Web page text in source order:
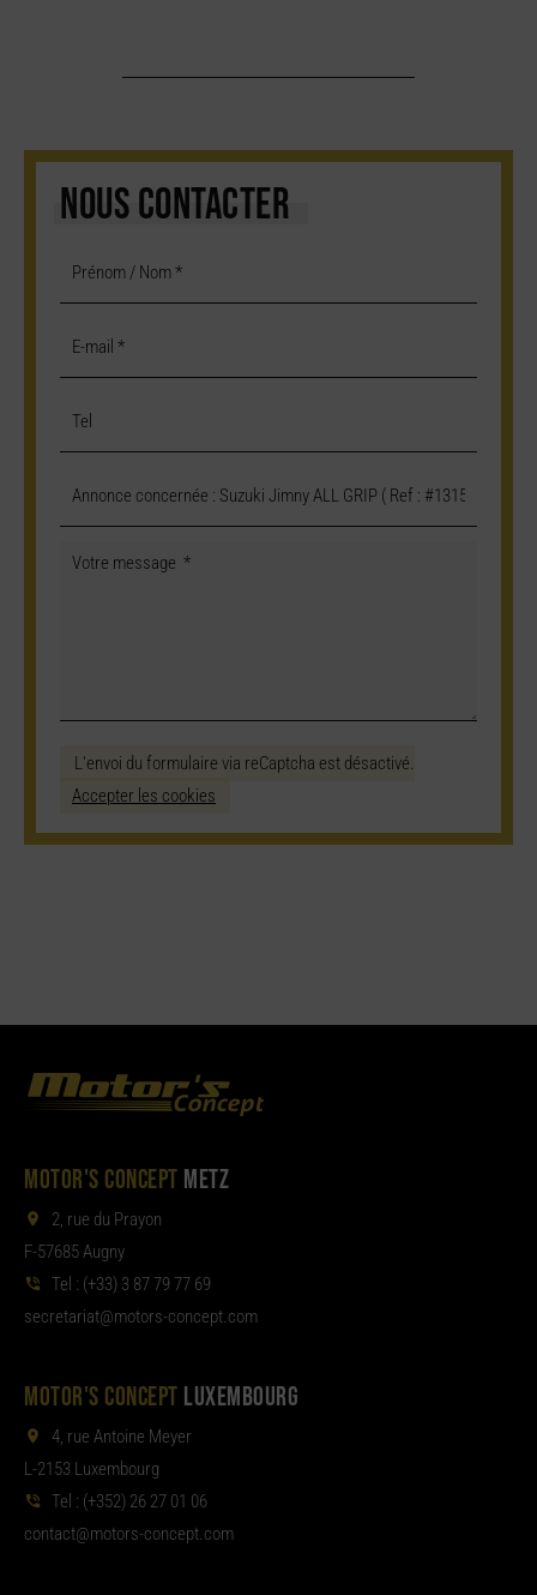
NOUS CONTACTER
L'envoi du formulaire via reCaptcha est désactivé.
Accepter les cookies
MOTOR'S CONCEPT METZ
2, rue du Prayon
F-57685 Augny
Tel : (+33) 3 87 79 77 69
moc.tpecnoc-sro
tom@tair
aterces
MOTOR'S CONCEPT LUXEMBOURG
4, rue Antoine Meyer
L-2153 Luxembourg
Tel : (+352) 26 27 01 06
moc.tpecnoc-sro
tom@tcat
noc